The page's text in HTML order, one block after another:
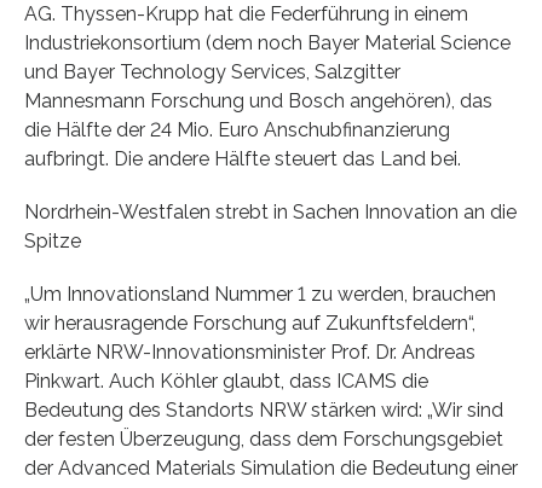
AG. Thyssen-Krupp hat die Federführung in einem
Industriekonsortium (dem noch Bayer Material Science
und Bayer Technology Services, Salzgitter
Mannesmann Forschung und Bosch angehören), das
die Hälfte der 24 Mio. Euro Anschubfinanzierung
aufbringt. Die andere Hälfte steuert das Land bei.
Nordrhein-Westfalen strebt in Sachen Innovation an die
Spitze
„Um Innovationsland Nummer 1 zu werden, brauchen
wir herausragende Forschung auf Zukunftsfeldern“,
erklärte NRW-Innovationsminister Prof. Dr. Andreas
Pinkwart. Auch Köhler glaubt, dass ICAMS die
Bedeutung des Standorts NRW stärken wird: „Wir sind
der festen Überzeugung, dass dem Forschungsgebiet
der Advanced Materials Simulation die Bedeutung einer